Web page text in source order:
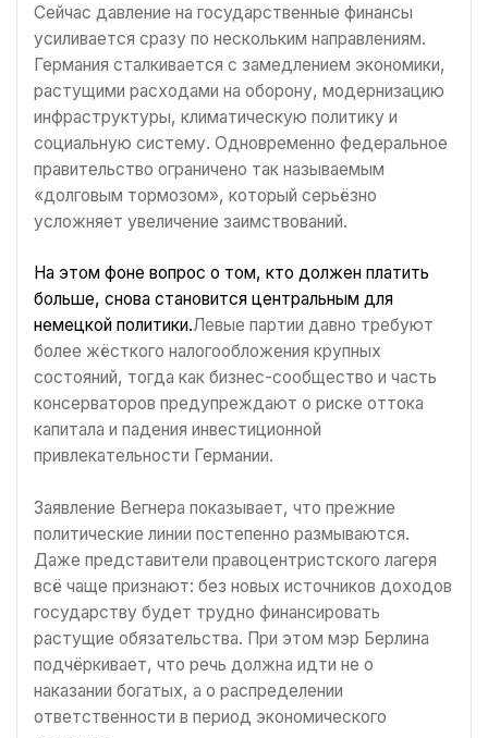
Сейчас давление на государственные финансы
усиливается сразу по нескольким направлениям.
Германия сталкивается с замедлением экономики,
растущими расходами на оборону, модернизацию
инфраструктуры, климатическую политику и
социальную систему. Одновременно федеральное
правительство ограничено так называемым
«долговым тормозом», который серьёзно
усложняет увеличение заимствований.
На этом фоне вопрос о том, кто должен платить
больше, снова становится центральным для
немецкой политики.Левые партии давно требуют
более жёсткого налогообложения крупных
состояний, тогда как бизнес-сообщество и часть
консерваторов предупреждают о риске оттока
капитала и падения инвестиционной
привлекательности Германии.
Заявление Вегнера показывает, что прежние
политические линии постепенно размываются.
Даже представители правоцентристского лагеря
всё чаще признают: без новых источников доходов
государству будет трудно финансировать
растущие обязательства. При этом мэр Берлина
подчёркивает, что речь должна идти не о
наказании богатых, а о распределении
ответственности в период экономического